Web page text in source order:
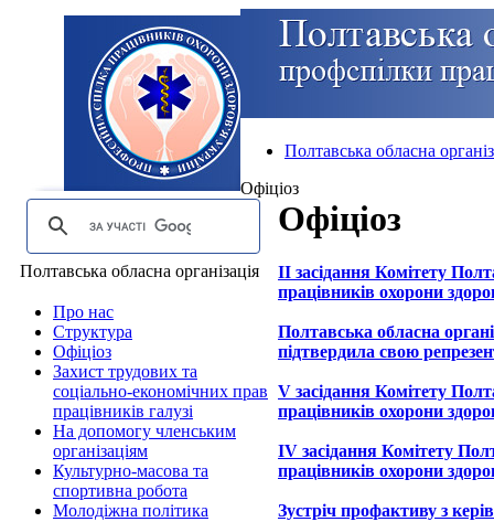
Полтавська обласна
Офіціоз
Полтавська обласна організація
Про нас
Структура
Офіціоз
Захист трудових та
соціально-економічних прав
працівників галузі
На допомогу членським
організаціям
Культурно-масова та
спортивна робота
Молодіжна політика
Офіціоз
II засідання Комітету
працівників охорони
Полтавська обласна
підтвердила свою
V засідання Комітету
працівників охорони
IV засідання Комітету
працівників охорони
Зустріч профактиву з